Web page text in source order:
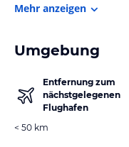
Mehr anzeigen
Umgebung
Entfernung zum
nächstgelegenen
Flughafen
< 50 km